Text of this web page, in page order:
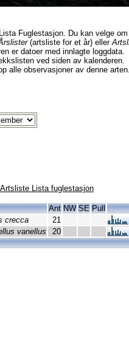
Fuglestasjon. Du kan velge
(artsliste for et år) eller
er datoer med innlagte loggdata.
ved siden av kalenderen.
alle observasjoner av denne arten.
Artsliste Lista fuglestasjon
Ant NW SE Pull
crecca
21
vanellus
20